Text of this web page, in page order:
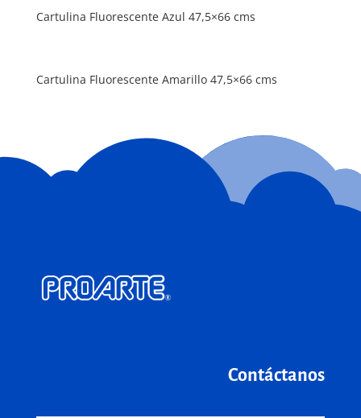
Cartulina Fluorescente Azul 47,5×66 cms
Cartulina Fluorescente Amarillo 47,5×66 cms
Contáctanos